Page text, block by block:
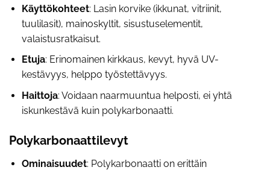
Käyttökohteet: Lasin korvike (ikkunat, vitriinit,
tuulilasit), mainoskyltit, sisustuselementit,
valaistusratkaisut.
Etuja: Erinomainen kirkkaus, kevyt, hyvä UV-
kestävyys, helppo työstettävyys.
Haittoja: Voidaan naarmuuntua helposti, ei yhtä
iskunkestävä kuin polykarbonaatti.
Polykarbonaattilevyt
Ominaisuudet: Polykarbonaatti on erittäin